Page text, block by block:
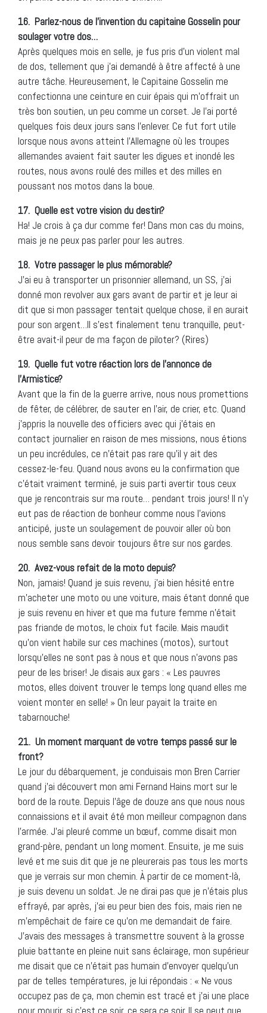
16. Parlez-nous de l’invention du capitaine Gosselin pour
soulager votre dos…
Après quelques mois en selle, je fus pris d’un violent mal
de dos, tellement que j’ai demandé à être affecté à une
autre tâche. Heureusement, le Capitaine Gosselin me
confectionna une ceinture en cuir épais qui m’offrait un
très bon soutien, un peu comme un corset. Je l’ai porté
quelques fois deux jours sans l’enlever. Ce fut fort utile
lorsque nous avons atteint l’Allemagne où les troupes
allemandes avaient fait sauter les digues et inondé les
routes, nous avons roulé des milles et des milles en
poussant nos motos dans la boue.
17. Quelle est votre vision du destin?
Ha! Je crois à ça dur comme fer! Dans mon cas du moins,
mais je ne peux pas parler pour les autres.
18. Votre passager le plus mémorable?
J’ai eu à transporter un prisonnier allemand, un SS, j’ai
donné mon revolver aux gars avant de partir et je leur ai
dit que si mon passager tentait quelque chose, il en aurait
pour son argent…Il s’est finalement tenu tranquille, peut-
être avait-il peur de ma façon de piloter? (Rires)
19. Quelle fut votre réaction lors de l’annonce de
l’Armistice?
Avant que la fin de la guerre arrive, nous nous promettions
de fêter, de célébrer, de sauter en l’air, de crier, etc. Quand
j’appris la nouvelle des officiers avec qui j’étais en
contact journalier en raison de mes missions, nous étions
un peu incrédules, ce n’était pas rare qu’il y ait des
cessez-le-feu. Quand nous avons eu la confirmation que
c’était vraiment terminé, je suis parti avertir tous ceux
que je rencontrais sur ma route… pendant trois jours! Il n’y
eut pas de réaction de bonheur comme nous l’avions
anticipé, juste un soulagement de pouvoir aller où bon
nous semble sans devoir toujours être sur nos gardes.
20. Avez-vous refait de la moto depuis?
Non, jamais! Quand je suis revenu, j’ai bien hésité entre
m’acheter une moto ou une voiture, mais étant donné que
je suis revenu en hiver et que ma future femme n’était
pas friande de motos, le choix fut facile. Mais maudit
qu’on vient habile sur ces machines (motos), surtout
lorsqu’elles ne sont pas à nous et que nous n’avons pas
peur de les briser! Je disais aux gars : « Les pauvres
motos, elles doivent trouver le temps long quand elles me
voient monter en selle! » On leur payait la traite en
tabarnouche!
21. Un moment marquant de votre temps passé sur le
front?
Le jour du débarquement, je conduisais mon Bren Carrier
quand j’ai découvert mon ami Fernand Hains mort sur le
bord de la route. Depuis l’âge de douze ans que nous nous
connaissions et il avait été mon meilleur compagnon dans
l’armée. J’ai pleuré comme un bœuf, comme disait mon
grand-père, pendant un long moment. Ensuite, je me suis
levé et me suis dit que je ne pleurerais pas tous les morts
que je verrais sur mon chemin. À partir de ce moment-là,
je suis devenu un soldat. Je ne dirai pas que je n’étais plus
effrayé, par après, j’ai eu peur bien des fois, mais rien ne
m’empêchait de faire ce qu’on me demandait de faire.
J’avais des messages à transmettre souvent à la grosse
pluie battante en pleine nuit sans éclairage, mon supérieur
me disait que ce n’était pas humain d’envoyer quelqu’un
par de telles températures, je lui répondais : « Ne vous
occupez pas de ça, mon chemin est tracé et j’ai une place
pour mourir, si c’est ce soir, ce sera ce soir. Il se peut que